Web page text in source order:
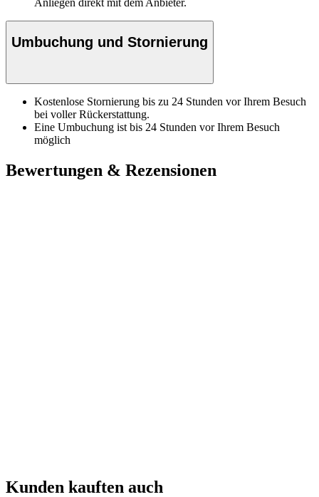
Umbuchung und Stornierung
Kostenlose Stornierung bis zu 24 Stunden vor Ihrem Besuch
bei voller Rückerstattung.
Eine Umbuchung ist bis 24 Stunden vor Ihrem Besuch
möglich
Bewertungen & Rezensionen
Kunden kauften auch